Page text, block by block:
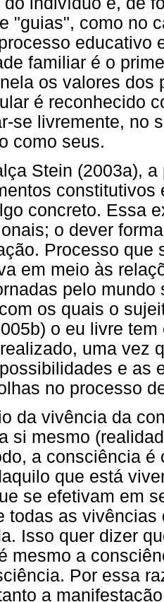
"guias", como no
educativo
familiar é o
os valores
é reconhecido
se livremente, no
como seus.
Stein (2003a),
concreto. Essa
o dever
Processo que
em meio às
pelo
os quais o
o eu livre
uma vez
e as
no processo
da vivência da
si mesmo
a consciência
que está
se efetivam em
todas as
Isso quer dizer
mesmo a
Por essa
a